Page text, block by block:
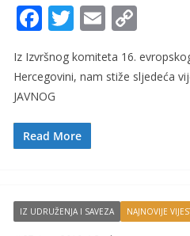
F
ac
e
b
o
o
T
itt
er
E
ai p
y
Iz Izvršnog komiteta 16.
Hercegovini, nam stiže sljedeća
JAVNOG
Read More
IZ UDRUŽENJA I SAVEZA NAJNOVIJE